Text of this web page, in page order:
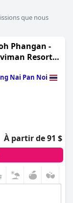
que nous
Phangan -
Resort
Nai Pan Noi
À partir de 91 $